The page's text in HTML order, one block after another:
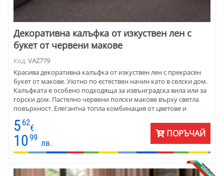
Декоративна калъфка от изкуствен лен с
букет от червени макове
Код:VAZ779
Красива декоративна калъфка от изкуствен лен с прекрасен
букет от макове. Уютно по естествен начин като в селски дом.
Калъфката е особено подходяща за извънградска вила или за
горски дом. Пастелно червени полски макове върху светла
повърхност. Елегантна топла комбинация от цветове и
форми.
5 62
€
1099
лв.
ПОРЪЧАЙ